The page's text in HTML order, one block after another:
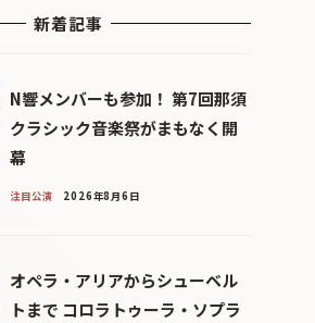
新着記事
N響メンバーも参加！ 第7回那須
クラシック音楽祭がまもなく開
幕
注目公演 2026年8月6日
オペラ・アリアからシューベル
トまで コロラトゥーラ・ソプラ